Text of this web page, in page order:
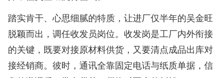
踏实肯干、心思细腻的特质，让进厂仅半年的吴金旺
脱颖而出，调任收发员岗位。收发岗是工厂内外衔接
的关键，既要对接原材料供货，又要清点成品出库对
接经销商。彼时，通讯全靠固定电话与纸质单据，信